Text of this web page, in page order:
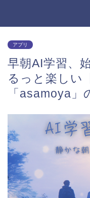
アプリ
早朝AI学習、
るっと楽しい
「asamoya」